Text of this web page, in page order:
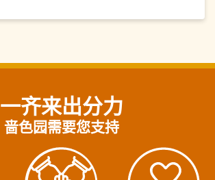
一齐来出分力
啬色园需要您支持